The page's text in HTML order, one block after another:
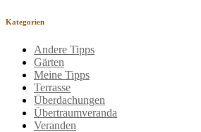
Kategorien
Andere Tipps
Gärten
Meine Tipps
Terrasse
Überdachungen
Übertraumveranda
Veranden